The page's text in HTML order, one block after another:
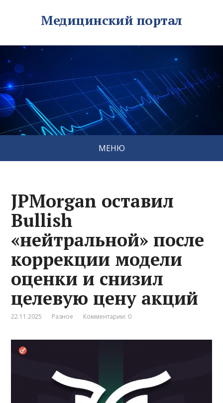
Медицинский портал
МЕНЮ
JPMorgan оставил
Bullish
«нейтральной» после
коррекции модели
оценки и снизил
целевую цену акций
22.11.2025 Разное Комментарии: 0